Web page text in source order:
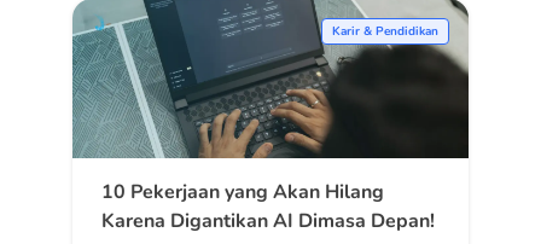
Karir & Pendidikan
10 Pekerjaan yang Akan Hilang
Karena Digantikan AI Dimasa Depan!